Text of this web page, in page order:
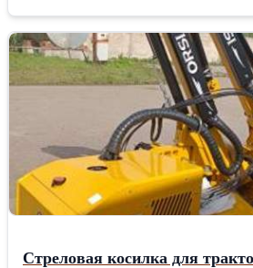
агрегатируется с тракторами МТЗ 80 и
охранных зонах линий электропередач
вокруг газо и нефтепроводов, складов
очистке просек и уборки полосы отвода
Стреловая косилка для